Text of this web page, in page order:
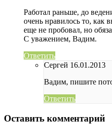
Работал раньше, до
очень нравилось то, как
еще не пробовал, но
С уважением, Вадим.
Ответить
Сергей 16.01.2013
Вадим, пишите
Ответить
Оставить комментарий